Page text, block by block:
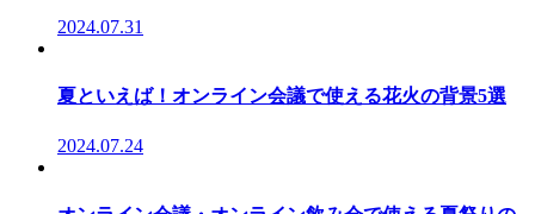
2024.07.31
夏といえば！オンライン会議で使える花火の背景5選
2024.07.24